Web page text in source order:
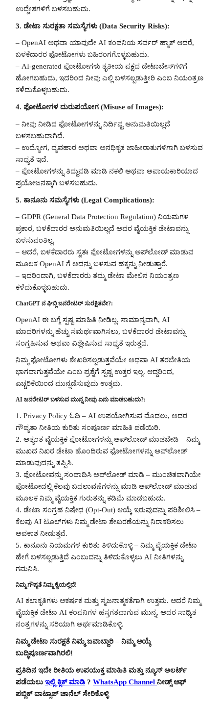
ಉದ್ದೇಶಗಳಿಗೆ ಬಳಸಬಹುದು.
3. ಡೇಟಾ ಸುರಕ್ಷತಾ ಸಮಸ್ಯೆಗಳು (Data Security Risks):
– OpenAI ಅಥವಾ ಯಾವುದೇ AI ಕಂಪನಿಯ ಸರ್ವರ್ ಹ್ಯಾಕ್ ಆದರೆ,
ಬಳಕೆದಾರರ ಫೋಟೋಗಳು ಬಹಿರಂಗಗೊಳ್ಳಬಹುದು.
– AI-generated ಫೋಟೋಗಳು ತೃತೀಯ ಪಕ್ಷದ ಡೇಟಾಬೇಸ್‌ಗಳಿಗೆ
ಹೋಗಬಹುದು, ಇದರಿಂದ ನೀವು ಎಲ್ಲಿ ಬಳಸಲ್ಪಡುತ್ತೀರಿ ಎಂಬ ನಿಯಂತ್ರಣ
ಕಳೆದುಕೊಳ್ಳಬಹುದು.
4. ಫೋಟೋಗಳ ದುರುಪಯೋಗ (Misuse of Images):
– ನೀವು ನೀಡಿದ ಫೋಟೋಗಳನ್ನು ನಿರ್ದಿಷ್ಟ ಅನುಮತಿಯಿಲ್ಲದೆ
ಬಳಸಬಹುದಾಗಿದೆ.
– ಉದ್ಯೋಗ, ವ್ಯವಹಾರ ಅಥವಾ ಅನಧಿಕೃತ ಜಾಹೀರಾತುಗಳಿಗಾಗಿ ಬಳಸುವ
ಸಾಧ್ಯತೆ ಇದೆ.
– ಫೋಟೋಗಳನ್ನು ತಿದ್ದುಪಡಿ ಮಾಡಿ ನಕಲಿ ಅಥವಾ ಅಪಾಯಕಾರಿಯಾದ
ಪ್ರಯೋಜನಕ್ಕಾಗಿ ಬಳಸಬಹುದು.
5. ಕಾನೂನು ಸಮಸ್ಯೆಗಳು (Legal Complications):
– GDPR (General Data Protection Regulation) ನಿಯಮಗಳ
ಪ್ರಕಾರ, ಬಳಕೆದಾರರ ಅನುಮತಿಯಿಲ್ಲದೆ ಅವರ ವೈಯಕ್ತಿಕ ಡೇಟಾವನ್ನು
ಬಳಸುವಂತಿಲ್ಲ.
– ಆದರೆ, ಬಳಕೆದಾರರು ಸ್ವತಃ ಫೋಟೋಗಳನ್ನು ಅಪ್‌ಲೋಡ್ ಮಾಡುವ
ಮೂಲಕ OpenAI ಗೆ ಅದನ್ನು ಬಳಸುವ ಹಕ್ಕನ್ನು ನೀಡುತ್ತಾರೆ.
– ಇದರಿಂದಾಗಿ, ಬಳಕೆದಾರರು ತಮ್ಮ ಡೇಟಾ ಮೇಲಿನ ನಿಯಂತ್ರಣ
ಕಳೆದುಕೊಳ್ಳಬಹುದು.
ChatGPT ನ ಘಿಬ್ಲಿ ಜನರೇಟರ್ ಸುರಕ್ಷಿತವೇ?:
OpenAI ಈ ಬಗ್ಗೆ ಸ್ಪಷ್ಟ ಮಾಹಿತಿ ನೀಡಿಲ್ಲ. ಸಾಮಾನ್ಯವಾಗಿ, AI
ಮಾದರಿಗಳನ್ನು ಹೆಚ್ಚು ಸಮರ್ಥವಾಗಿಸಲು, ಬಳಕೆದಾರರ ಡೇಟಾವನ್ನು
ಸಂಗ್ರಹಿಸುವ ಅಥವಾ ವಿಶ್ಲೇಷಿಸುವ ಸಾಧ್ಯತೆ ಇರುತ್ತದೆ.
ನಿಮ್ಮ ಫೋಟೋಗಳು ಶೇಖರಿಸಲ್ಪಡುತ್ತವೆಯೇ ಅಥವಾ AI ತರಬೇತಿಯ
ಭಾಗವಾಗುತ್ತವೆಯೇ ಎಂಬ ಪ್ರಶ್ನೆಗೆ ಸ್ಪಷ್ಟ ಉತ್ತರ ಇಲ್ಲ. ಆದ್ದರಿಂದ,
ಎಚ್ಚರಿಕೆಯಿಂದ ಮುನ್ನಡೆಸುವುದು ಉತ್ತಮ.
AI ಜನರೇಟರ್ ಬಳಸುವ ಮುನ್ನ ನೀವು ಏನು ಮಾಡಬಹುದು?:
1. Privacy Policy ಓದಿ – AI ಉಪಯೋಗಿಸುವ ಮೊದಲು, ಅದರ
ಗೌಪ್ಯತಾ ನೀತಿಯ ಕುರಿತು ಸಂಪೂರ್ಣ ಮಾಹಿತಿ ಪಡೆಯಿರಿ.
2. ಅತ್ಯಂತ ವೈಯಕ್ತಿಕ ಫೋಟೋಗಳನ್ನು ಅಪ್‌ಲೋಡ್ ಮಾಡಬೇಡಿ – ನಿಮ್ಮ
ಮುಖದ ನಿಖರ ಡೇಟಾ ಹೊಂದಿರುವ ಫೋಟೋಗಳನ್ನು ಅಪ್‌ಲೋಡ್
ಮಾಡುವುದನ್ನು ತಪ್ಪಿಸಿ.
3. ಫೋಟೋವನ್ನು ಸಂಪಾದಿಸಿ ಅಪ್‌ಲೋಡ್ ಮಾಡಿ – ಮುಂಚಿತವಾಗಿಯೇ
ಫೋಟೋದಲ್ಲಿ ಕೆಲವು ಬದಲಾವಣೆಗಳನ್ನು ಮಾಡಿ ಅಪ್‌ಲೋಡ್ ಮಾಡುವ
ಮೂಲಕ ನಿಮ್ಮ ವೈಯಕ್ತಿಕ ಗುರುತನ್ನು ಕಡಿಮೆ ಮಾಡಬಹುದು.
4. ಡೇಟಾ ಸಂಗ್ರಹ ನಿಷೇಧ (Opt-Out) ಆಯ್ಕೆ ಇರುವುದನ್ನು ಪರಿಶೀಲಿಸಿ –
ಕೆಲವು AI ಟೂಲ್‌ಗಳು ನಿಮ್ಮ ಡೇಟಾ ಶೇಖರಣೆಯನ್ನು ನಿರಾಕರಿಸಲು
ಅವಕಾಶ ನೀಡುತ್ತವೆ.
5. ಕಾನೂನು ನಿಯಮಗಳ ಕುರಿತು ತಿಳಿದುಕೊಳ್ಳಿ – ನಿಮ್ಮ ವೈಯಕ್ತಿಕ ಡೇಟಾ
ಹೇಗೆ ಬಳಸಲ್ಪಡುತ್ತಿದೆ ಎಂಬುದನ್ನು ತಿಳಿದುಕೊಳ್ಳಲು AI ನೀತಿಗಳನ್ನು
ಗಮನಿಸಿ.
ನಿಮ್ಮ ಗೌಪ್ಯತೆ ನಿಮ್ಮ ಕೈಯಲ್ಲಿದೆ!
AI ಕಲಾಕೃತಿಗಳು ಆಕರ್ಷಕ ಮತ್ತು ಸೃಜನಾತ್ಮಕತೆಗಾಗಿ ಉತ್ತಮ. ಆದರೆ ನಿಮ್ಮ
ವೈಯಕ್ತಿಕ ಡೇಟಾ AI ಕಂಪನಿಗಳ ಹಸ್ತಗತವಾಗುವ ಮುನ್ನ, ಅದರ ಸಾಧ್ಯಿತ
ನಂತ್ರಗಳನ್ನು ಸರಿಯಾಗಿ ಅರ್ಥಮಾಡಿಕೊಳ್ಳಿ.
ನಿಮ್ಮ ಡೇಟಾ ಸುರಕ್ಷತೆ ನಿಮ್ಮ ಜವಾಬ್ದಾರಿ – ನಿಮ್ಮ ಆಯ್ಕೆ
ಬುದ್ಧಿಪೂರ್ಣವಾಗಿರಲಿ!
ಪ್ರತಿದಿನ ಇದೇ ರೀತಿಯ ಉಪಯುಕ್ತ ಮಾಹಿತಿ ಮತ್ತು ನ್ಯೂಸ್ ಅಲರ್ಟ್
ಪಡೆಯಲು ಇಲ್ಲಿ ಕ್ಲಿಕ್ ಮಾಡಿ ? WhatsApp Channel ನೀಡ್ಸ್ ಆಫ್
ಪಬ್ಲಿಕ್ ವಾಟ್ಸಾಪ್ ಚಾನೆಲ್ ಸೇರಿಕೊಳ್ಳಿ